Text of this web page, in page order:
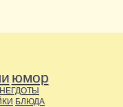
юмор
БЛЮДА